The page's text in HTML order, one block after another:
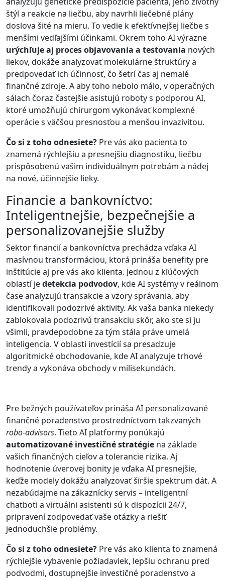
štýl a reakcie na liečbu, aby navrhli liečebné plány
doslova šité na mieru. To vedie k efektívnejšej liečbe s
menšími vedľajšími účinkami. Okrem toho AI výrazne
urýchľuje aj proces objavovania a testovania nových
liekov, dokáže analyzovať molekulárne štruktúry a
predpovedať ich účinnosť, čo šetrí čas aj nemalé
finančné zdroje. A aby toho nebolo málo, v operačných
sálach čoraz častejšie asistujú roboty s podporou AI,
ktoré umožňujú chirurgom vykonávať komplexné
operácie s väčšou presnosťou a menšou invazivitou.
Čo si z toho odnesiete? Pre vás ako pacienta to
znamená rýchlejšiu a presnejšiu diagnostiku, liečbu
prispôsobenú vašim individuálnym potrebám a nádej
na nové, účinnejšie lieky.
Financie a bankovníctvo:
Inteligentnejšie, bezpečnejšie a
personalizovanejšie služby
Sektor financií a bankovníctva prechádza vďaka AI
masívnou transformáciou, ktorá prináša benefity pre
inštitúcie aj pre vás ako klienta. Jednou z kľúčových
oblastí jedetekcia podvodov, kde AI systémy v reálnom
čase analyzujú transakcie a vzory správania, aby
identifikovali podozrivé aktivity. Ak vaša banka niekedy
zablokovala podozrivú transakciu skôr, ako ste si ju
všimli, pravdepodobne za tým stála práve umelá
inteligencia. V oblasti investícií sa presadzuje
algoritmické obchodovanie, kde AI analyzuje trhové
trendy a vykonáva obchody v milisekundách.
Pre bežných používateľov prináša AI personalizované
finančné poradenstvo prostredníctvom takzvaných
robo-advisors. Tieto AI platformy ponúkajú
automatizované investičné stratégie na základe
vašich finančných cieľov a tolerancie rizika. Aj
hodnotenie úverovej bonity je vďaka AI presnejšie,
keďže modely dokážu analyzovať širšie spektrum dát. A
nezabúdajme na zákaznícky servis – inteligentní
chatboti a virtuálni asistenti sú k dispozícii 24/7,
pripravení zodpovedať vaše otázky a riešiť
jednoduchšie problémy.
Čo si z toho odnesiete? Pre vás ako klienta to znamená
rýchlejšie vybavenie požiadaviek, lepšiu ochranu pred
podvodmi, dostupnejšie investičné poradenstvo a